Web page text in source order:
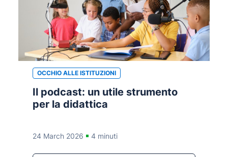
OCCHIO ALLE ISTITUZIONI
Il podcast: un utile strumento
per la didattica
24 March 2026 4 minuti